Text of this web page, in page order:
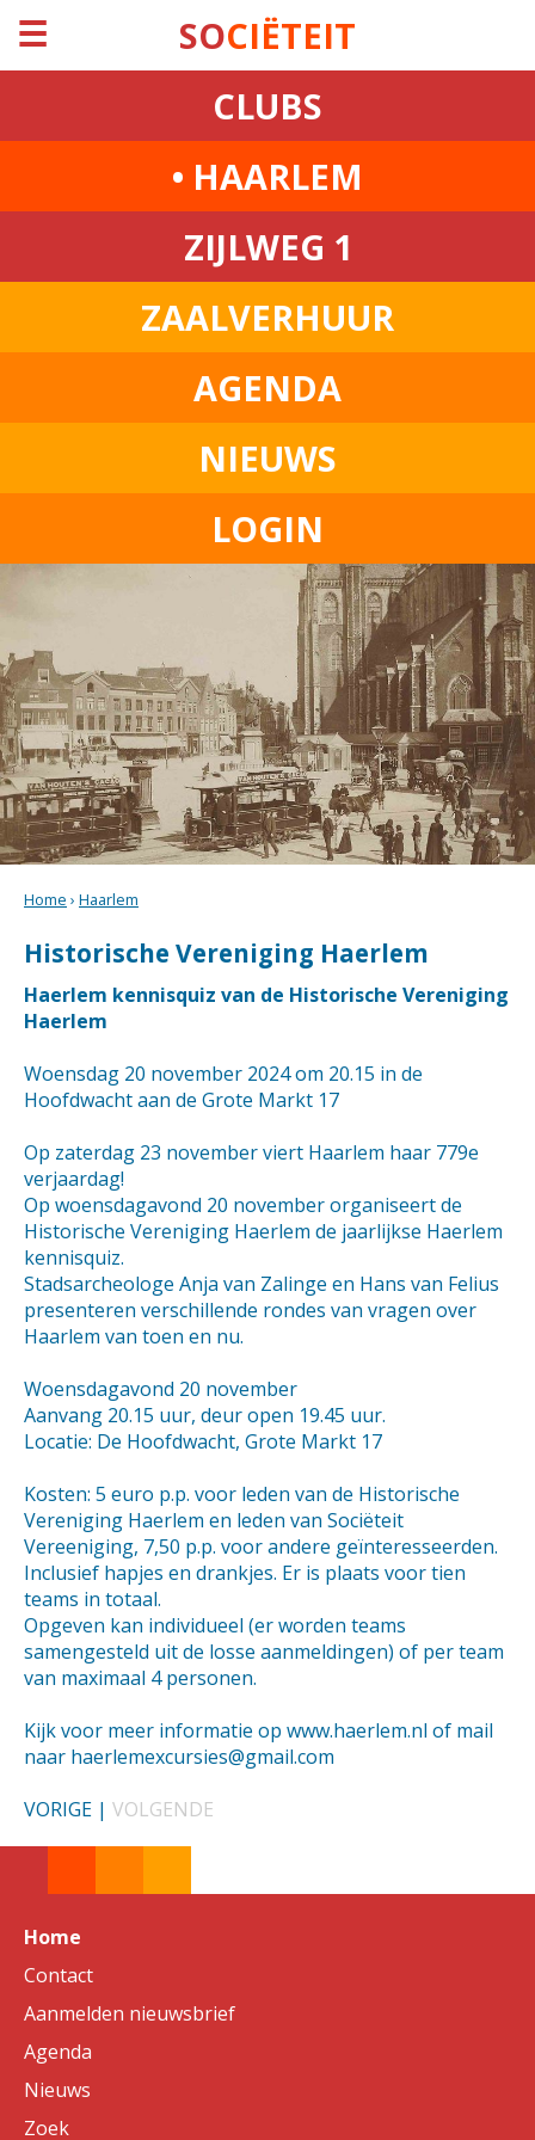
☰ SOCIËTEIT
CLUBS
• HAARLEM
ZIJLWEG 1
ZAALVERHUUR
AGENDA
NIEUWS
LOGIN
Home › Haarlem
Historische Vereniging Haerlem
Haerlem kennisquiz van de Historische Vereniging
Haerlem
Woensdag 20 november 2024 om 20.15 in de
Hoofdwacht aan de Grote Markt 17
Op zaterdag 23 november viert Haarlem haar 779e
verjaardag!
Op woensdagavond 20 november organiseert de
Historische Vereniging Haerlem de jaarlijkse Haerlem
kennisquiz.
Stadsarcheologe Anja van Zalinge en Hans van Felius
presenteren verschillende rondes van vragen over
Haarlem van toen en nu.
Woensdagavond 20 november
Aanvang 20.15 uur, deur open 19.45 uur.
Locatie: De Hoofdwacht, Grote Markt 17
Kosten: 5 euro p.p. voor leden van de Historische
Vereniging Haerlem en leden van Sociëteit
Vereeniging, 7,50 p.p. voor andere geïnteresseerden.
Inclusief hapjes en drankjes. Er is plaats voor tien
teams in totaal.
Opgeven kan individueel (er worden teams
samengesteld uit de losse aanmeldingen) of per team
van maximaal 4 personen.
Kijk voor meer informatie op www.haerlem.nl of mail
naar haerlemexcursies@gmail.com
VORIGE | VOLGENDE
Home
Contact
Aanmelden nieuwsbrief
Agenda
Nieuws
Zoek